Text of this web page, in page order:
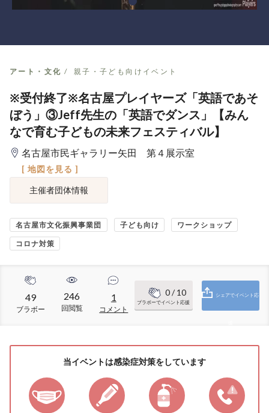
アート・文化 親子・子ども向けイベント
※受付終了※名古屋プレイヤーズ「英語であそ
ぼう」③Jeff先生の「英語でダンス」【みん
なで育む子どもの未来フェスティバル】
名古屋市民ギャラリー矢田 第４展示室
[ 地図を見る ]
主催者団体情報
名古屋市文化振興事業団 子ども向け ワークショップ
コロナ対策
49
ブラボー
246
回閲覧
1
コメント
0/ 10
ブラボーでイベント応援
シェアでイベント応
当イベントは感染症対策をしています